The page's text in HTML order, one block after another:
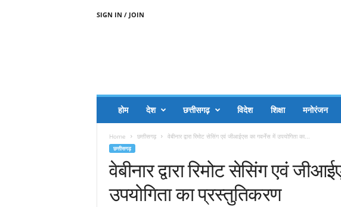
SIGN IN / JOIN
होम देश छत्तीसगढ़ विदेश शिक्षा मनोरंजन
Home छत्तीसगढ़ वेबीनार द्वारा रिमोट सेसिंग एवं जीआईएस का गवर्नेस में उपयोगिता का...
छत्तीसगढ़
वेबीनार द्वारा रिमोट सेसिंग एवं
उपयोगिता का प्रस्तुतिकरण